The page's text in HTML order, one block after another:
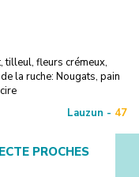
tilleul, fleurs crémeux,
la ruche: Nougats, pain
Lauzun - 47
PROCHES